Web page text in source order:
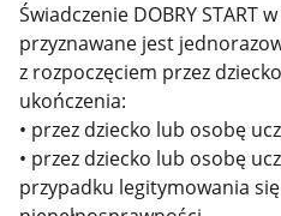
Świadczenie DOBRY START
przyznawane jest
z rozpoczęciem przez
ukończenia:
• przez dziecko lub osobę
• przez dziecko lub osobę
przypadku legitymowania